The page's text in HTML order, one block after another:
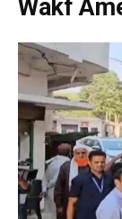
Wakf